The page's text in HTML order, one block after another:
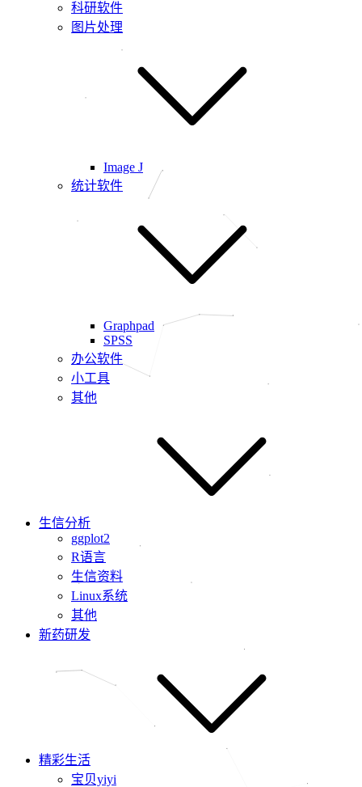
科研软件
图片处理
Image J
统计软件
Graphpad
SPSS
办公软件
小工具
其他
生信分析
ggplot2
R语言
生信资料
Linux系统
其他
新药研发
精彩生活
宝贝yiyi